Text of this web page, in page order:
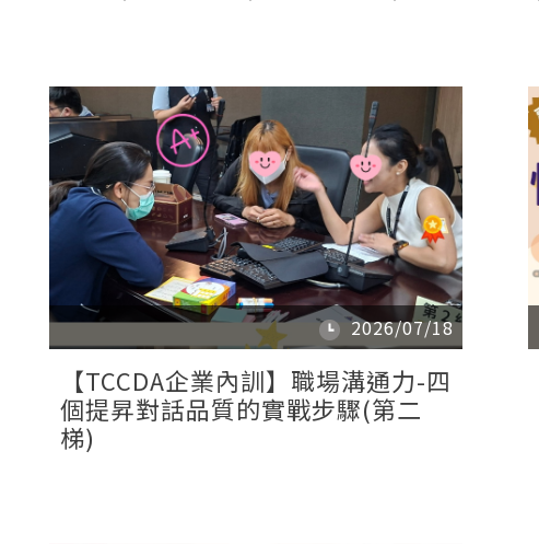
2026/07/18
【TCCDA企業內訓】職場溝通力-四
個提昇對話品質的實戰步驟(第二
梯)